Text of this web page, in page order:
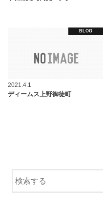
BLOG
2021.4.1
ディームス上野御徒町